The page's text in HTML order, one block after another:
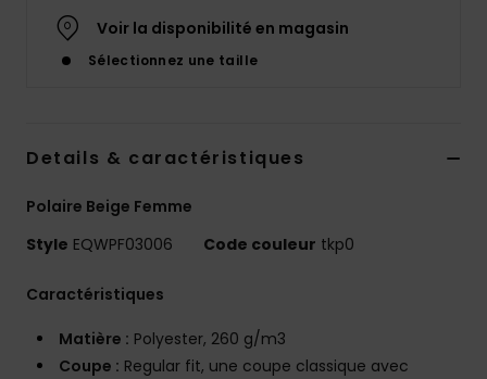
Voir la disponibilité en magasin
Sélectionnez une taille
Details & caractéristiques
Polaire Beige Femme
Style EQWPF03006 Code couleur tkp0
Caractéristiques
Matière : Polyester, 260 g/m3
Coupe : Regular fit, une coupe classique avec